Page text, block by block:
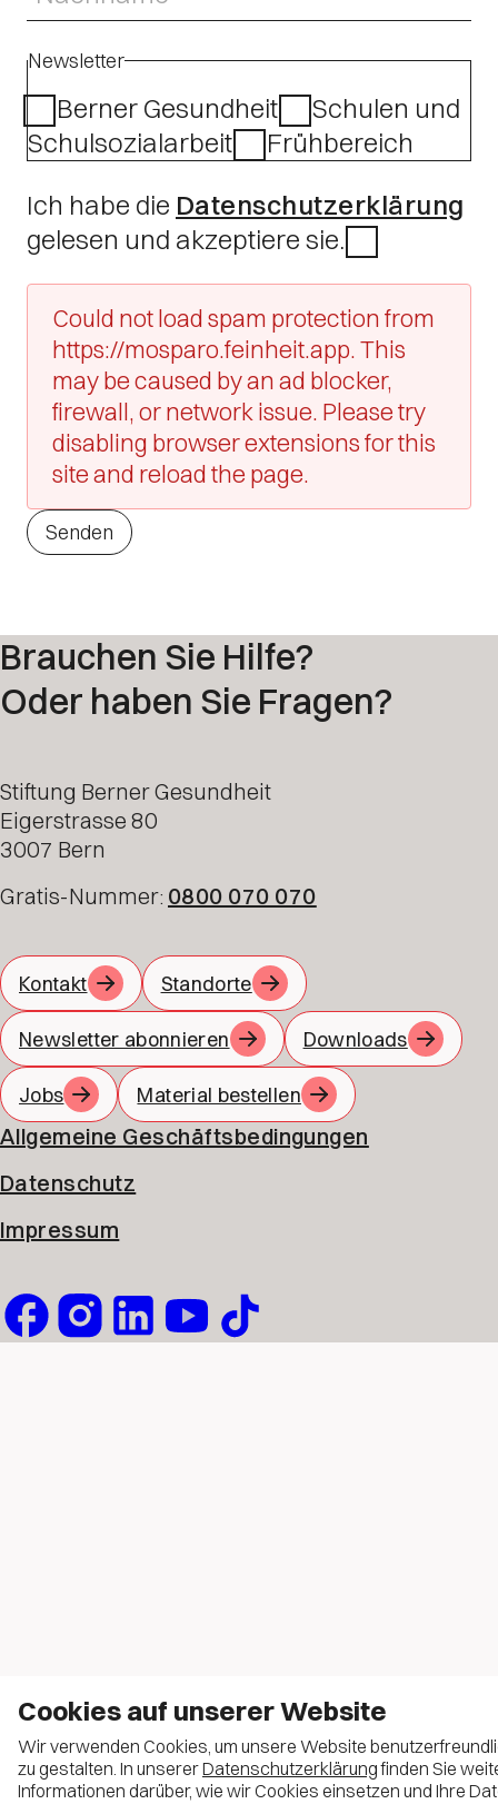
Newsletter
Berner Gesundheit
Schulen und
Schulsozialarbeit
Frühbereich
Ich habe die Datenschutzerklärung
gelesen und akzeptiere sie.
Could not load spam protection from
https://mosparo.feinheit.app. This
may be caused by an ad blocker,
firewall, or network issue. Please try
disabling browser extensions for this
site and reload the page.
Senden
Brauchen Sie Hilfe?
Oder haben Sie Fragen?
Stiftung Berner Gesundheit
Eigerstrasse 80
3007 Bern
Gratis-Nummer: 0800 070 070
Kontakt Standorte
Newsletter abonnieren Downloads
Jobs Material bestellen
Allgemeine Geschäftsbedingungen
Datenschutz
Impressum
Cookies auf unserer Website
Wir verwenden Cookies, um unsere Website
zu gestalten. In unsererDatenschutzerklärungfinden Sie
Informationen darüber, wie wir Cookies einsetzen und Ihre